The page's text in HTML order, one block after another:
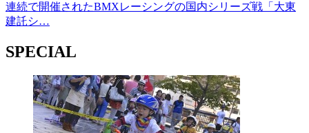
連続で開催されたBMXレーシングの国内シリーズ戦「大東
建託シ…
SPECIAL